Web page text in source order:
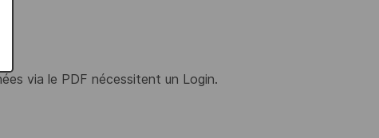
via le PDF nécessitent un Login.